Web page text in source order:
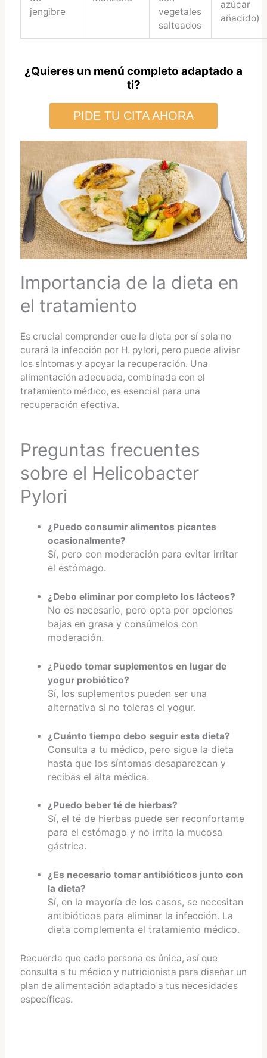
jengibre
vegetales
salteados
azúcar
añadido)
¿Quieres un menú completo adaptado a
ti?
PIDE TU CITA AHORA
Importancia de la dieta en
el tratamiento
Es crucial comprender que la dieta por sí sola no
curará la infección por H. pylori, pero puede aliviar
los síntomas y apoyar la recuperación. Una
alimentación adecuada, combinada con el
tratamiento médico, es esencial para una
recuperación efectiva.
Preguntas frecuentes
sobre el Helicobacter
Pylori
¿Puedo consumir alimentos picantes
ocasionalmente?
Sí, pero con moderación para evitar irritar
el estómago.
¿Debo eliminar por completo los lácteos?
No es necesario, pero opta por opciones
bajas en grasa y consúmelos con
moderación.
¿Puedo tomar suplementos en lugar de
yogur probiótico?
Sí, los suplementos pueden ser una
alternativa si no toleras el yogur.
¿Cuánto tiempo debo seguir esta dieta?
Consulta a tu médico, pero sigue la dieta
hasta que los síntomas desaparezcan y
recibas el alta médica.
¿Puedo beber té de hierbas?
Sí, el té de hierbas puede ser reconfortante
para el estómago y no irrita la mucosa
gástrica.
¿Es necesario tomar antibióticos junto con
la dieta?
Sí, en la mayoría de los casos, se necesitan
antibióticos para eliminar la infección. La
dieta complementa el tratamiento médico.
Recuerda que cada persona es única, así que
consulta a tu médico y nutricionista para diseñar un
plan de alimentación adaptado a tus necesidades
específicas.